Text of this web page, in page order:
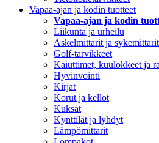
Vapaa-ajan ja kodin tuotteet
Vapaa-ajan ja kodin
Liikunta ja urheilu
Askelmittarit ja sykemittarit
Golf-tarvikkeet
Kaiuttimet, kuulokkeet ja
Hyvinvointi
Kirjat
Korut ja kellot
Kuksat
Kynttilät ja lyhdyt
Lämpömittarit